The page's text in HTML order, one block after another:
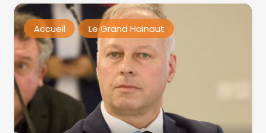
Accueil Le Grand Hainaut